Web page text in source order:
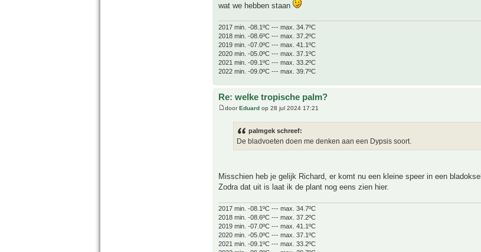
wat we hebben staan
2017 min. -08.1ºC --- max. 34.7ºC
2018 min. -08.6ºC --- max. 37.2ºC
2019 min. -07.0ºC --- max. 41.1ºC
2020 min. -05.0ºC --- max. 37.1ºC
2021 min. -09.1ºC --- max. 33.2ºC
2022 min. -09.0ºC --- max. 39.7ºC
Re: welke tropische palm?
doorEduard op 28 jul 2024 17:21
palmgek schreef:
De bladvoeten doen me denken aan een Dypsis soort.
Misschien heb je gelijk Richard, er komt nu een kleine speer in een
Zodra dat uit is laat ik de plant nog eens zien hier.
2017 min. -08.1ºC --- max. 34.7ºC
2018 min. -08.6ºC --- max. 37.2ºC
2019 min. -07.0ºC --- max. 41.1ºC
2020 min. -05.0ºC --- max. 37.1ºC
2021 min. -09.1ºC --- max. 33.2ºC